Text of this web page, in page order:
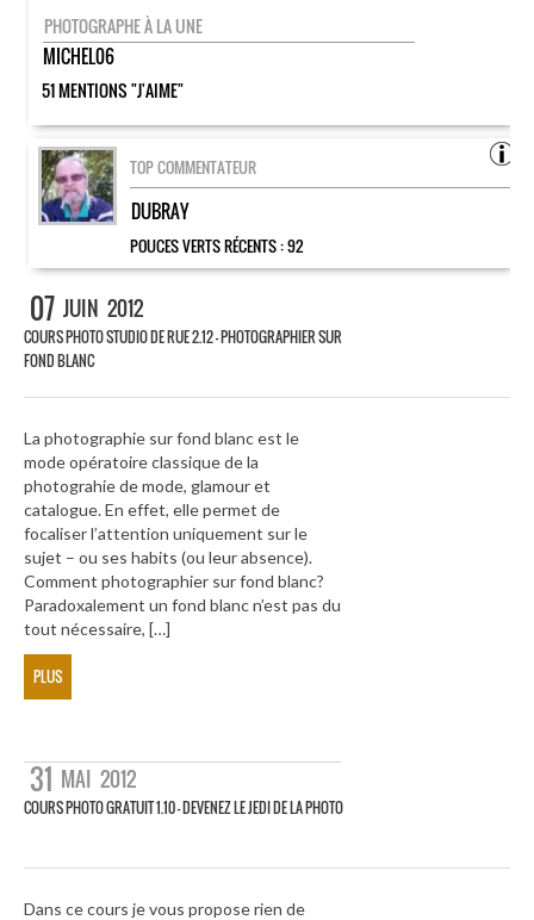
PHOTOGRAPHE À LA UNE
MICHEL06
51 MENTIONS "J'AIME"
TOP COMMENTATEUR
DUBRAY
POUCES VERTS RÉCENTS :92
07 JUIN 2012
COURS PHOTO STUDIO DE RUE 2.12 – PHOTOGRAPHIER SUR
FOND BLANC
La photographie sur fond blanc est le
mode opératoire classique de la
photograhie de mode, glamour et
catalogue. En effet, elle permet de
focaliser l’attention uniquement sur le
sujet – ou ses habits (ou leur absence).
Comment photographier sur fond blanc?
Paradoxalement un fond blanc n’est pas du
tout nécessaire, […]
PLUS
31 MAI 2012
COURS PHOTO GRATUIT 1.10 – DEVENEZ LE JEDI DE LA PHOTO
Dans ce cours je vous propose rien de